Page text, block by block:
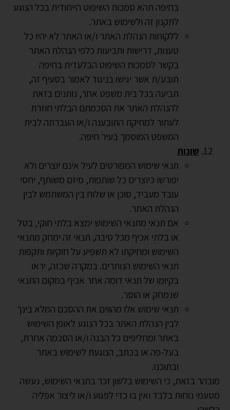
בחיפה תהא סמכות השיפוט הייחודית בכל הנוגע
לתקנון זה ולשימוש באתר.
ללקוחות הנהלת האתר ו/או האתר לא יהיו כל
טענות, דרישות ותביעות כלפי הנהלת האתר
בקשר לסמכות השיפוט הבלעדית בחיפה
תובע/ת אשר יגישו בניגוד לאמור בסעיף זה,
תביעה בכל בית משפט אחר, נותנים בזאת
להנהלת האתר את הסכמתם הבלתי חוזרת
לעתור למחיקת התובענה ו/או העברתה לבית
המשפט המוסמך בעיר חיפה.
שונות
תנאי שימוש המפורטים לעיל אינם יוצרים ולא
יפורשו כיוצרים כל שותפות, מיזם משותף, יחסי
עובד מעביד, סוכן או שלוח בין המשתמש לבין
הנהלת האתר.
אם תנאי מתנאי השימוש ימצא בלתי חוקי, בטל
או בלתי אכיף מכל סיבה, תנאי זה ימחק מתנאי
השימוש ומחיקתו לא תשפיע על חוקיות ותקפות
תנאי השימוש הנותרים. במקרה שכזה, יראו
בקיומו של תנאי דומה אחר אכיף במקום התנאי
שנמחק או הוסר.
תנאי שימוש אלו מהווים את ההסכם המלא בינך
לבין הנהלת האתר בכל הנוגע לאופן השימוש
באתר ומחליפים כל הבנה ו/או הסכמה אחרת,
בעל-פה או בכתב, הנוגעת לשימוש באתר
ובתוכנו.
מובהר בזאת, כי השימוש בלשון זכר בתנאי השימוש, נעשה
מטעמי נוחות בלבד ואין בו כדי לפגוע ו/או ליצור אפליה